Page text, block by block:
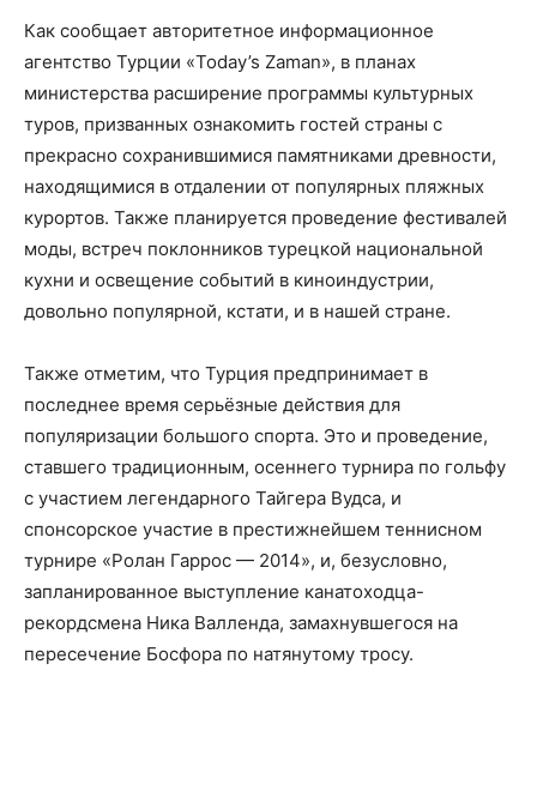
Как сообщает авторитетное информационное
агентство Турции «Today’s Zaman», в планах
министерства расширение программы культурных
туров, призванных ознакомить гостей страны с
прекрасно сохранившимися памятниками древности,
находящимися в отдалении от популярных пляжных
курортов. Также планируется проведение фестивалей
моды, встреч поклонников турецкой национальной
кухни и освещение событий в киноиндустрии,
довольно популярной, кстати, и в нашей стране.
Также отметим, что Турция предпринимает в
последнее время серьёзные действия для
популяризации большого спорта. Это и проведение,
ставшего традиционным, осеннего турнира по гольфу
с участием легендарного Тайгера Вудса, и
спонсорское участие в престижнейшем теннисном
турнире «Ролан Гаррос — 2014», и, безусловно,
запланированное выступление канатоходца-
рекордсмена Ника Валленда, замахнувшегося на
пересечение Босфора по натянутому тросу.